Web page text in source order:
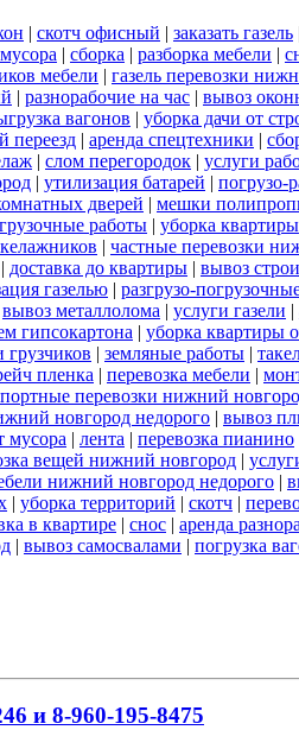
| скотч офисный | заказать газель
| сборка | разборка мебели |
мебели | газель перевозки
| разнорабочие на час | вывоз
вагонов | уборка дачи от
переезд | аренда спецтехники |
| слом перегородок | услуги
| утилизация батарей | погрузо-
дверей | мешки
работы | уборка квартиры
| частные перевозки
| доставка до квартиры | вывоз
газелью | разгрузо-
вывоз металлолома | услуги газели |
гипсокартона | уборка квартиры
грузчиков | земляные работы |
пленка | перевозка мебели |
перевозки нижний
новгород недорого | вывоз
мусора | лента | перевозка пианино
вещей нижний новгород |
нижний новгород недорого |
| уборка территорий | скотч |
в квартире | снос | аренда
| вывоз самосвалами | погрузка
и 8-960-195-8475